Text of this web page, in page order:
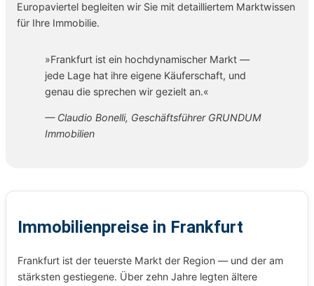
Europaviertel begleiten wir Sie mit detailliertem Marktwissen
für Ihre Immobilie.
»Frankfurt ist ein hochdynamischer Markt —
jede Lage hat ihre eigene Käuferschaft, und
genau die sprechen wir gezielt an.«
— Claudio Bonelli, Geschäftsführer GRUNDUM
Immobilien
Immobilienpreise in Frankfurt
Frankfurt ist der teuerste Markt der Region — und der am
stärksten gestiegene. Über zehn Jahre legten ältere